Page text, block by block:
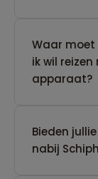
Waar moet
ik wil reizen
apparaat?
Bieden
nabij